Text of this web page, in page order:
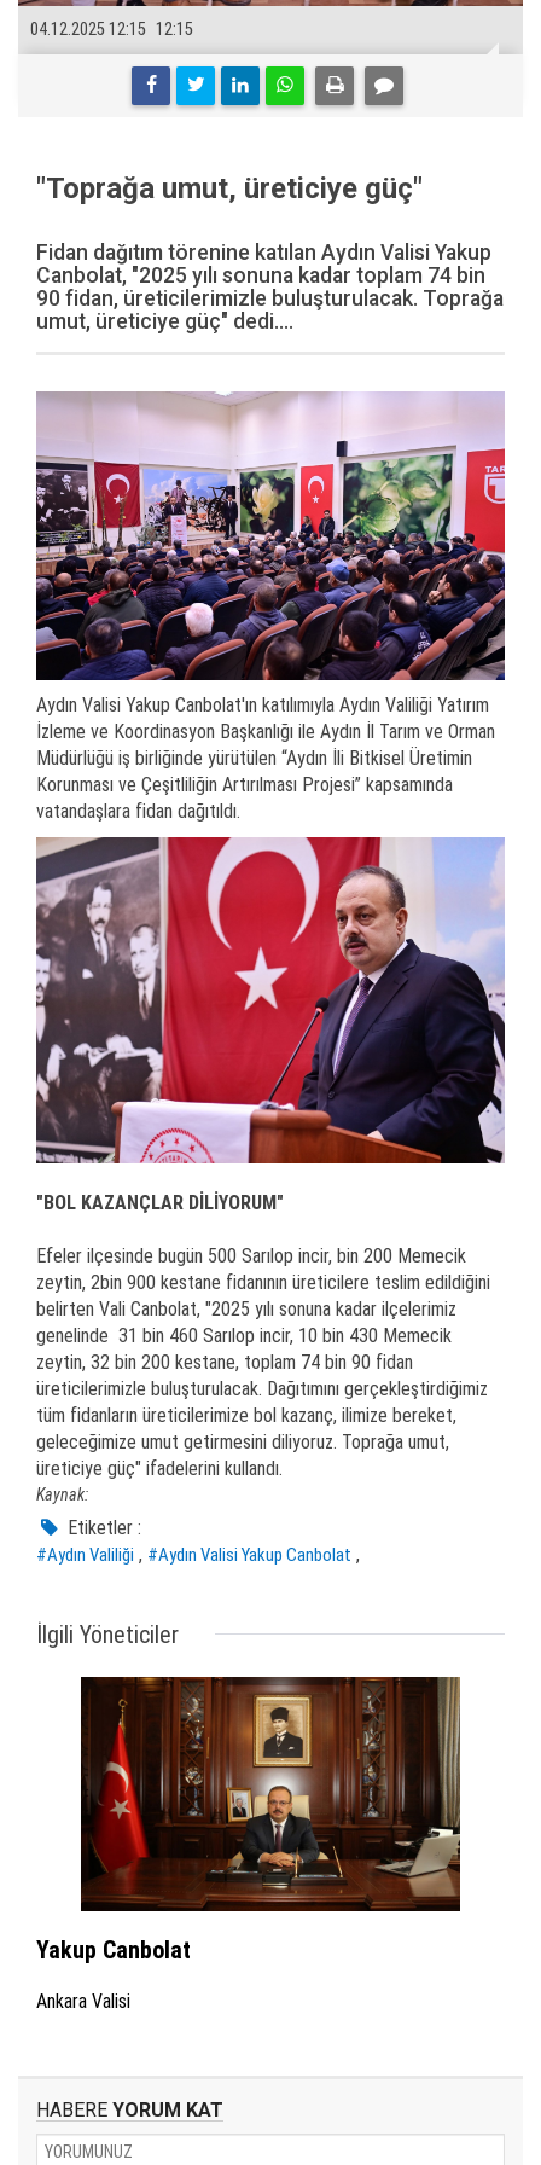
12:15
04.12.2025 12:15
"Toprağa umut, üreticiye güç"
Fidan dağıtım törenine katılan Aydın Valisi Yakup
Canbolat, "2025 yılı sonuna kadar toplam 74 bin
90 fidan, üreticilerimizle buluşturulacak. Toprağa
umut, üreticiye güç" dedi....
Aydın Valisi Yakup Canbolat'ın katılımıyla Aydın Valiliği Yatırım
İzleme ve Koordinasyon Başkanlığı ile Aydın İl Tarım ve Orman
Müdürlüğü iş birliğinde yürütülen “Aydın İli Bitkisel Üretimin
Korunması ve Çeşitliliğin Artırılması Projesi” kapsamında
vatandaşlara fidan dağıtıldı.
"BOL KAZANÇLAR DİLİYORUM"
Efeler ilçesinde bugün 500 Sarılop incir, bin 200 Memecik
zeytin, 2bin 900 kestane fidanının üreticilere teslim edildiğini
belirten Vali Canbolat, "2025 yılı sonuna kadar ilçelerimiz
genelinde 31 bin 460 Sarılop incir, 10 bin 430 Memecik
zeytin, 32 bin 200 kestane, toplam 74 bin 90 fidan
üreticilerimizle buluşturulacak. Dağıtımını gerçekleştirdiğimiz
tüm fidanların üreticilerimize bol kazanç, ilimize bereket,
geleceğimize umut getirmesini diliyoruz. Toprağa umut,
üreticiye güç" ifadelerini kullandı.
Kaynak:
Etiketler :
#Aydın Valiliği , #Aydın Valisi Yakup Canbolat ,
İlgili Yöneticiler
Yakup Canbolat
Ankara Valisi
HABERE YORUM KAT